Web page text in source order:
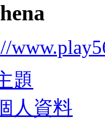
題
人資料